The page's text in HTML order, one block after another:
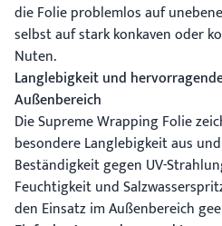
die Folie problemlos auf
selbst auf stark konkaven oder
Nuten.
Langlebigkeit und
Außenbereich
Die Supreme Wrapping Folie
besondere Langlebigkeit aus
Beständigkeit gegen UV-
Feuchtigkeit und
den Einsatz im Außenbereich